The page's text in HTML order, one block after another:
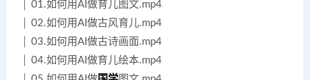
│ 01.如何用AI做育儿图文.mp4
│ 02.如何用AI做古风育儿.mp4
│ 03.如何用AI做古诗画面.mp4
│ 04.如何用AI做育儿绘本.mp4